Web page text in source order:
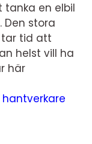
tanka en elbil
Den stora
tar tid att
helst vill ha
här